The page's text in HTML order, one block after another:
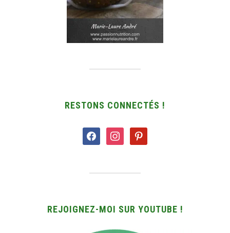
RESTONS CONNECTÉS !
facebookinstagrampinterest
REJOIGNEZ-MOI SUR YOUTUBE !